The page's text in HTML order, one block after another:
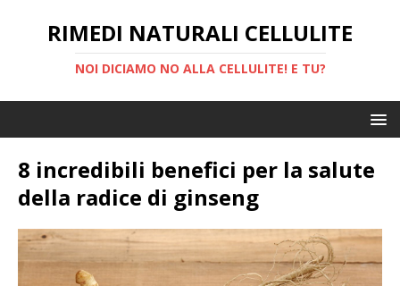
RIMEDI NATURALI CELLULITE
NOI DICIAMO NO ALLA CELLULITE! E TU?
8 incredibili benefici per la salute
della radice di ginseng